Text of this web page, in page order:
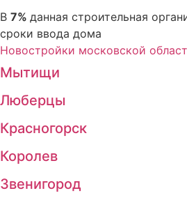
В 7% данная строительная
сроки ввода дома
Новостройки московской
Мытищи
Люберцы
Красногорск
Королев
Звенигород